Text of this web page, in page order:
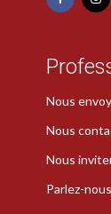
Nous
Nous
Nous
Parlez-